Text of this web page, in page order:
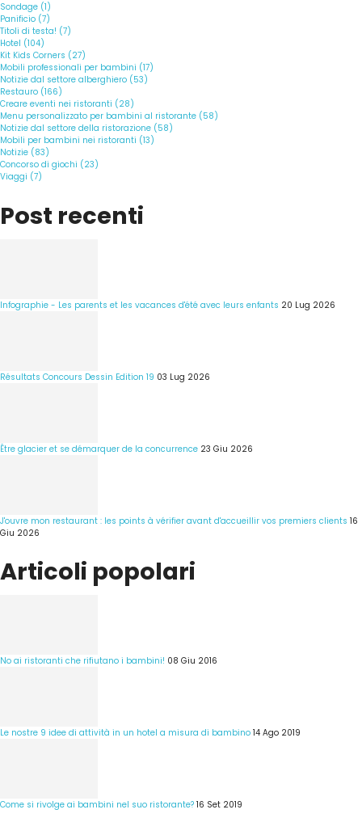
Sondage (1)
Panificio (7)
Titoli di testa! (7)
Hotel (104)
Kit Kids Corners (27)
Mobili professionali per bambini (17)
Notizie dal settore alberghiero (53)
Restauro (166)
Creare eventi nei ristoranti (28)
Menu personalizzato per bambini al ristorante (58)
Notizie dal settore della ristorazione (58)
Mobili per bambini nei ristoranti (13)
Notizie (83)
Concorso di giochi (23)
Viaggi (7)
Post recenti
Infographie - Les parents et les vacances d'été avec leurs enfants 20 Lug 2026
Résultats Concours Dessin Edition 19 03 Lug 2026
Être glacier et se démarquer de la concurrence 23 Giu 2026
J'ouvre mon restaurant : les points à vérifier avant d'accueillir vos premiers clients 16
Giu 2026
Articoli popolari
No ai ristoranti che rifiutano i bambini! 08 Giu 2016
Le nostre 9 idee di attività in un hotel a misura di bambino 14 Ago 2019
Come si rivolge ai bambini nel suo ristorante? 16 Set 2019